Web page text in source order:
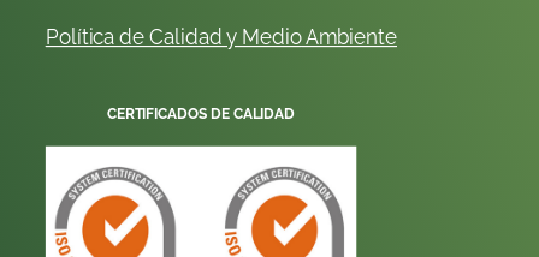
Política de Calidad y MedioAmbiente
CERTIFICADOS DE CALIDAD